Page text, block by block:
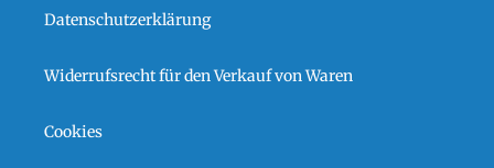
Datenschutzerklärung
Widerrufsrecht für den Verkauf von Waren
Cookies